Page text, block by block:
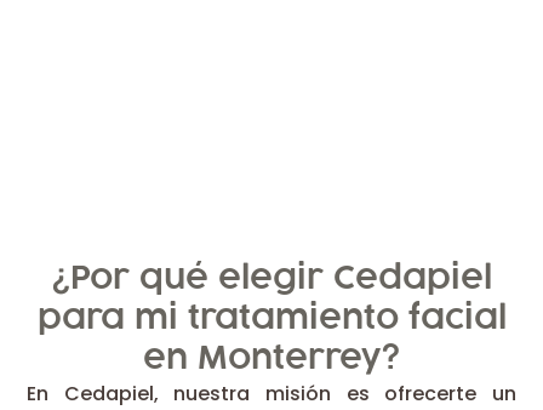
¿Por qué elegir Cedapiel
para mi tratamiento facial
en Monterrey?
En Cedapiel, nuestra misión es ofrecerte un